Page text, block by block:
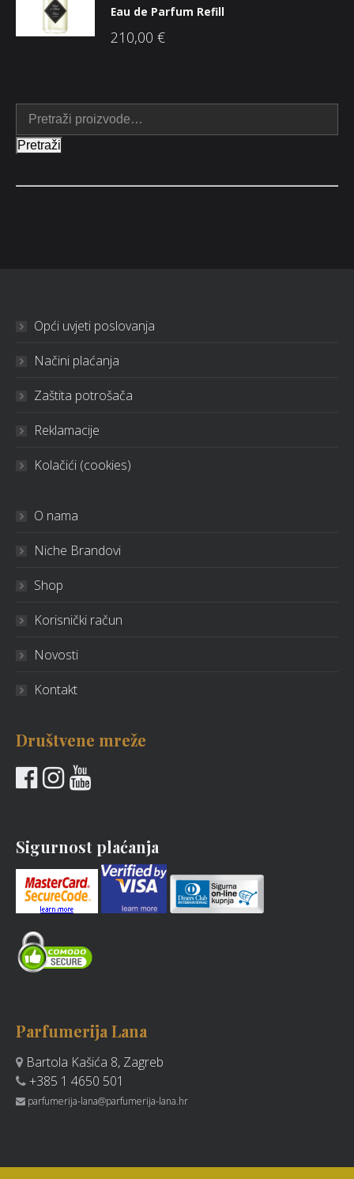
Eau de Parfum Refill
210,00 €
Pretraži
Opći uvjeti poslovanja
Načini plaćanja
Zaštita potrošača
Reklamacije
Kolačići (cookies)
O nama
Niche Brandovi
Shop
Korisnički račun
Novosti
Kontakt
Društvene mreže
Sigurnost plaćanja
Parfumerija Lana
Bartola Kašića 8, Zagreb
+385 1 4650 501
parfumerija-lana@parfumerija-lana.hr